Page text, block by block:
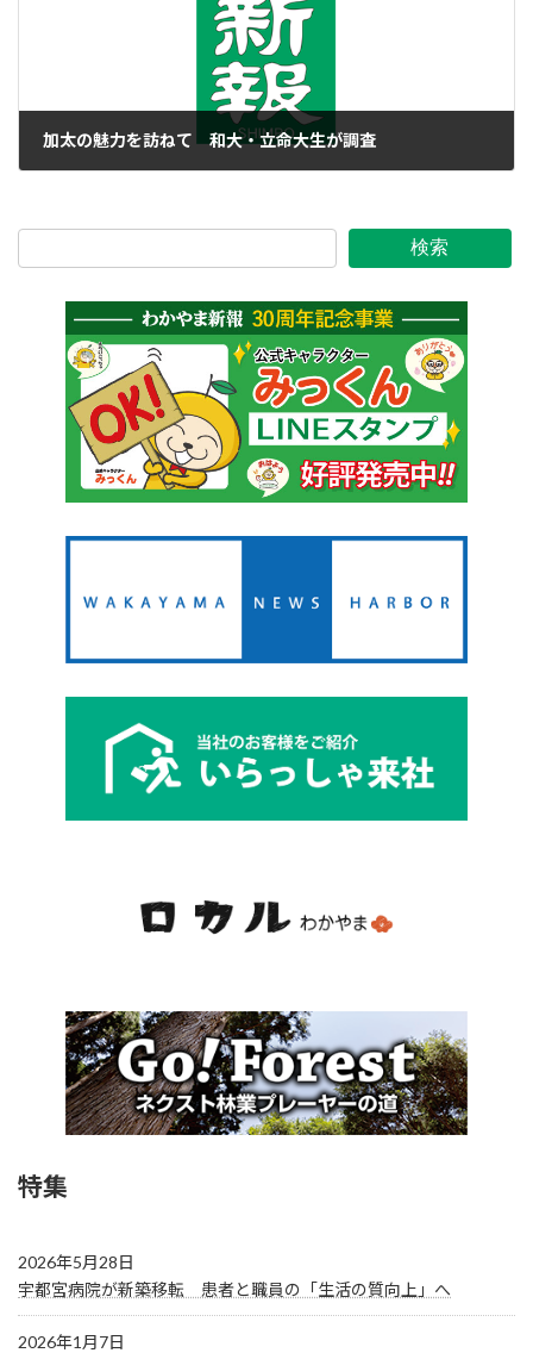
加太の魅力を訪ねて 和大・立命大生が調査
検索
特集
2026年5月28日
宇都宮病院が新築移転 患者と職員の「生活の質向上」へ
2026年1月7日